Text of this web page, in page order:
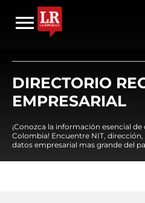
DIRECTORIO
EMPRESARIAL
¡Conozca la información esencial
Colombia! Encuentre NIT,
datos empresarial mas grande del